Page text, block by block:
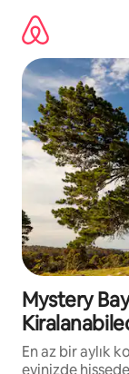
Mystery
En az bir aylık
evinizde